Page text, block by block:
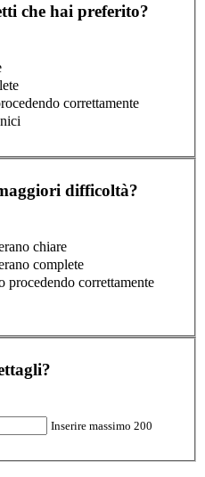
che hai preferito?
correttamente
difficoltà?
chiare
complete
procedendo correttamente
Inserire massimo 200